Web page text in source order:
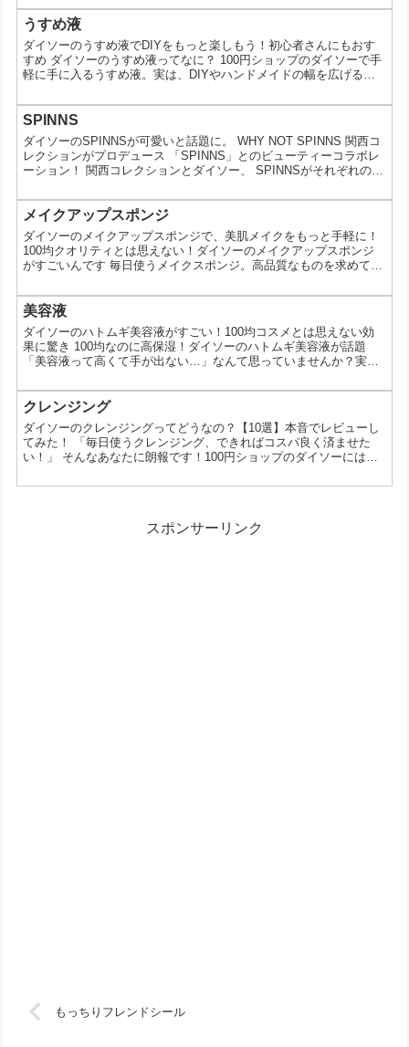
押さえた新商品です。 すべり止め付きでしっかり固定できるバンス
クリップ 今回のバンスクリップは、クリップの内側にすべり止めが
付いているのが最大のポイントです。一般的なタイプだと、髪質や
量によってはズレやすいこともありますが、この仕様...
うすめ液
ダイソーのうすめ液でDIYをもっと楽しもう！初心者さんにもおす
すめ ダイソーのうすめ液ってなに？ 100円ショップのダイソーで手
軽に手に入るうすめ液。実は、DIYやハンドメイドの幅を広げる便
い時など、様々な場面で活躍します。今回は、ダイソーのうすめ液
の魅力や使い方についてご紹介します。 ダイソーのうすめ液が人気
の理由 価格が安い: 100円という手軽な価格で購入できる 種類が豊
富: アクリル絵具、ニス、マニキュアなど...
SPINNS
ダイソーのSPINNSが可愛いと話題に。 WHY NOT SPINNS 関西コ
レクションがプロデュース 「SPINNS」とのビューティーコラボレ
ーション！ 関西コレクションとダイソー、 SPINNSがそれぞれの強
Instagramで見る 関西コレクションとのコラボシリーズ第3弾はあの
「SPINNS」とのコラボ商品！ニュアンスチェンジに使えるカラー
リップや夏メイクにぴったりのリップティントなど、全59アイテム
が勢ぞろい...
メイクアップスポンジ
ダイソーのメイクアップスポンジで、美肌メイクをもっと手軽に！
100均クオリティとは思えない！ダイソーのメイクアップスポンジ
がすごいんです 毎日使うメイクスポンジ。高品質なものを求めて
でしょうか？実は、そんなあなたに朗報です！100円ショップのダ
イソーで、高コスパで優秀なメイクアップスポンジが手に入るんで
す。今回は、ダイソーのメイクアップスポンジの魅力をたっぷりと
お伝えします。 なぜダイソーのメイクアップスポンジが人...
美容液
ダイソーのハトムギ美容液がすごい！100均コスメとは思えない効
果に驚き 100均なのに高保湿！ダイソーのハトムギ美容液が話題
「美容液って高くて手が出ない…」なんて思っていませんか？実
果の高さから話題になっているんです。今回は、ダイソーのハトム
ギ美容液の魅力や、使い方、選び方についてご紹介します。 なぜダ
イソーのハトムギ美容液が人気なの？ 価格が安い: 100円という手軽
な価格で購入できる 保湿効果が高い: ハトム...
クレンジング
ダイソーのクレンジングってどうなの？【10選】本音でレビューし
てみた！ 「毎日使うクレンジング、できればコスパ良く済ませた
い！」 そんなあなたに朗報です！100円ショップのダイソーには、
ソーのクレンジングを10選に厳選して、忖度なしでレビューしちゃ
グ。メイクとのなじみが良く、肌への負担も少ないの...
スポンサーリンク
もっちりフレンドシール